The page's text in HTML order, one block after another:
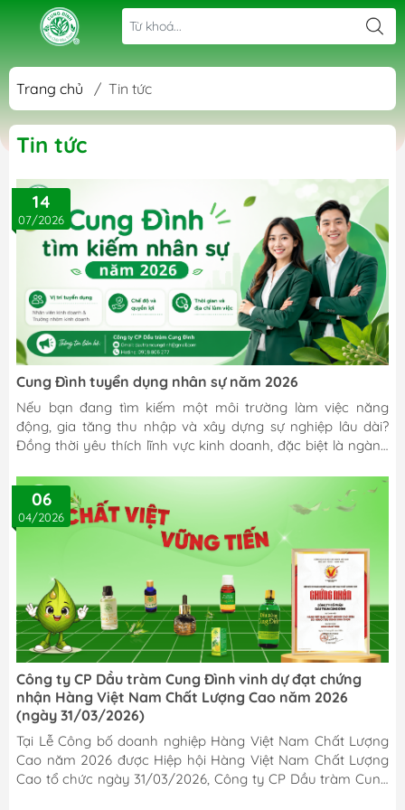
Trang chủ / Tin tức
Tin tức
14
07/2026
Cung Đình tuyển dụng nhân sự năm 2026
Nếu bạn đang tìm kiếm một môi trường làm việc năng
động, gia tăng thu nhập và xây dựng sự nghiệp lâu dài?
Đồng thời yêu thích lĩnh vực kinh doanh, đặc biệt là ngành
hơn 14 năm hình thành và phát triển, Công ty CP Dầu tràm
Cung Đình không ngừng nghiên cứu và phát triển các sản
phẩm chăm sóc sức khỏe từ thiên nhiên, từng bước xây
dựng hệ thống phân phối rộng khắp trên toàn quốc. Nhằm
mở rộng hệ thống kinh doanh, chúng tôi tìm...
06
04/2026
Công ty CP Dầu tràm Cung Đình vinh dự đạt chứng
nhận Hàng Việt Nam Chất Lượng Cao năm 2026
(ngày 31/03/2026)
Tại Lễ Công bố doanh nghiệp Hàng Việt Nam Chất Lượng
Cao năm 2026 được Hiệp hội Hàng Việt Nam Chất Lượng
Cao tổ chức ngày 31/03/2026, Công ty CP Dầu tràm Cung